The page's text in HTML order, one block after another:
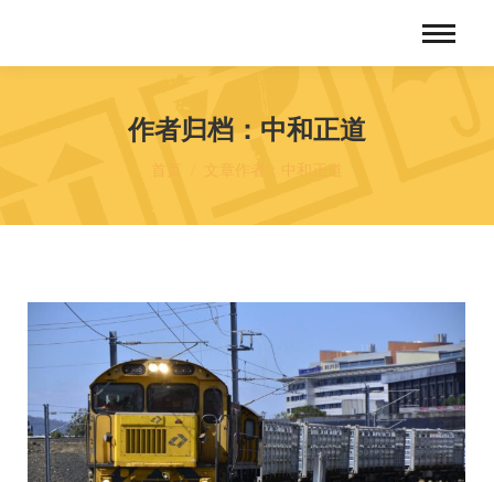
作者归档： 中和正道